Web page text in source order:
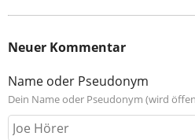
Neuer Kommentar
Name oder Pseudonym
Dein Name oder Pseudonym (wird